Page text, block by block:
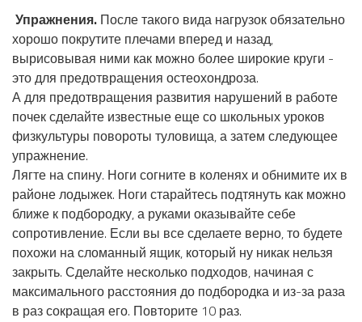
Упражнения. После такого вида нагрузок обязательно
хорошо покрутите плечами вперед и назад,
вырисовывая ними как можно более широкие круги -
это для предотвращения остеохондроза.
А для предотвращения развития нарушений в работе
почек сделайте известные еще со школьных уроков
физкультуры повороты туловища, а затем следующее
упражнение.
Лягте на спину. Ноги согните в коленях и обнимите их в
районе лодыжек. Ноги старайтесь подтянуть как можно
ближе к подбородку, а руками оказывайте себе
сопротивление. Если вы все сделаете верно, то будете
похожи на сломанный ящик, который ну никак нельзя
закрыть. Сделайте несколько подходов, начиная с
максимального расстояния до подбородка и из-за раза
в раз сокращая его. Повторите 10 раз.